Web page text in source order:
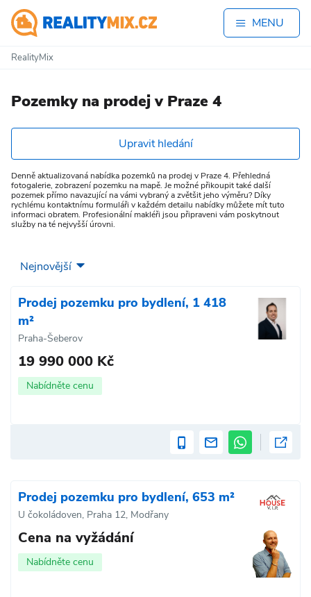
MENU
RealityMix
Pozemky na prodej v Praze 4
Upravit hledání
Denně aktualizovaná nabídka pozemků na prodej v Praze 4. Přehledná
fotogalerie, zobrazení pozemku na mapě. Je možné přikoupit také další
pozemek přímo navazující na vámi vybraný a zvětšit jeho výměru? Díky
rychlému kontaktnímu formuláři v každém detailu nabídky můžete mít tuto
informaci obratem. Profesionální makléři jsou připraveni vám poskytnout
služby na té nejvyšší úrovni.
Prodej pozemku pro bydlení, 1 418
m²
Praha-Šeberov
19 990 000 Kč
Nabídněte cenu
Prodej pozemku pro bydlení, 653 m²
U čokoládoven, Praha 12, Modřany
Cena na vyžádání
Nabídněte cenu